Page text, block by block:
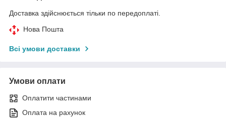
Доставка здійснюється тільки по передоплаті.
Нова Пошта
Всі умови доставки
Умови оплати
Оплатити частинами
Оплата на рахунок